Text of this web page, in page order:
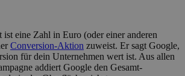
eine Zahl in Euro (oder einer anderen
Conversion-Aktion zuweist. Er sagt Google,
für dein Unternehmen wert ist. Aus allen
addiert Google den Gesamt-